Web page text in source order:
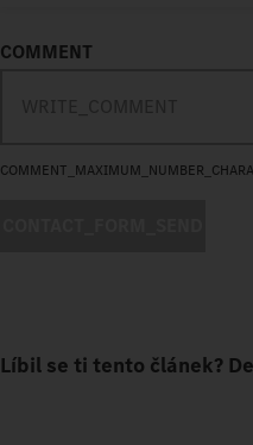
COMMENT
Líbil se ti tento článek?